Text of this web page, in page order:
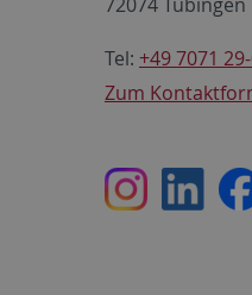
Tel: +49 7071
Zum
InstagramLinkedIn